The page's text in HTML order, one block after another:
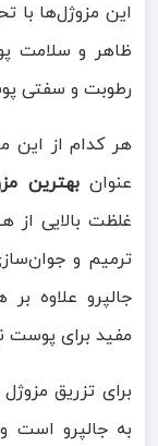
این مزوژل‌ها با
ظاهر و سلامت
رطوبت و سفتی
هر کدام از این
عنوانبهترین
غلظت بالایی از
ترمیم و
جالپرو علاوه
مفید برای پوست
برای تزریق
به جالپرو است